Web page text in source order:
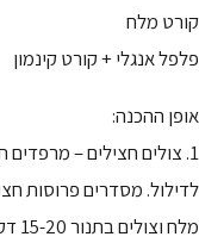
קורט מלח
פלפל אנגלי + קורט קינמון
אופן ההכנה:
1. צולים חצילים –
לדילול. מסדרים פרוסות
מלח וצולים בתנור 15-20 דקות עד שהן מעט מזהיבות.